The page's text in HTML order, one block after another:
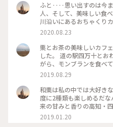
ふと‥‥思い出すのは今
人、そして、美味しい食
川沿いにあるおちゃくり
み切った空気、あったか
流れる四万十の川。最高
美味しい時間。こんな贅
す。 ついつい下を向いて
がある♡そして、また、
😊勿論、美味しいケーキ
旅 #道の駅四万十川と
2020.08.23
栗とお茶の美味しいカフ
した。 道の駅四万十とお
がら、モンブランを食べ
けど、めちゃくちゃ濃厚
満足です。 #旅のひとと
#カフェ #高知 #四万十
2019.08.29
和栗は私の中では大好き
度に2種類も楽しめるだ
来の甘みと香りの高知・
として香りとのバランス
生クリームも付いてきま
2019.01.20